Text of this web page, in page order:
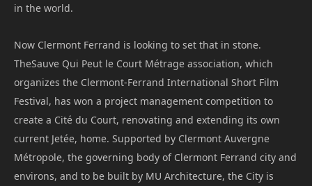
in the world.
Now Clermont Ferrand is looking to set that in stone.
TheSauve Qui Peut le Court Métrage association, which
organizes the Clermont-Ferrand International Short Film
Festival, has won a project management competition to
create a Cité du Court, renovating and extending its own
current Jetée, home. Supported by Clermont Auvergne
Métropole, the governing body of Clermont Ferrand city and
environs, and to be built by MU Architecture, the City is